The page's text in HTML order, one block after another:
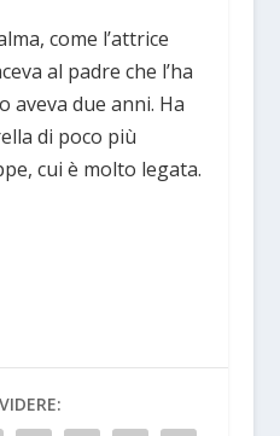
come l’attrice
al padre che l’ha
aveva due anni. Ha
di poco più
cui è molto legata.